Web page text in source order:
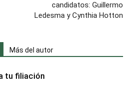
candidatos: Guillermo
Ledesma y Cynthia Hotton
Más del autor
tu filiación